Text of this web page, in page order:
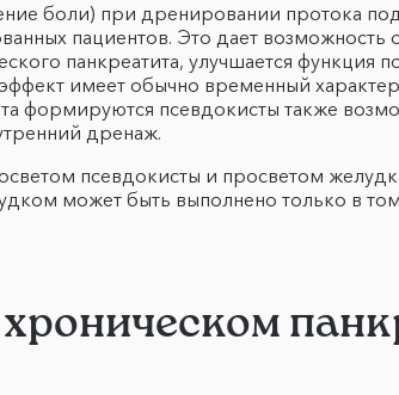
боли) при дренировании протока
пациентов. Это дает возможность
панкреатита, улучшается функция
имеет обычно временный
формируются псевдокисты также
дренаж.
псевдокисты и просветом
может быть выполнено только в том